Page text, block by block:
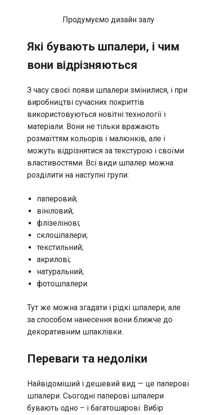
Продумуємо дизайн залу
Які бувають шпалери, і чим
вони відрізняються
З часу своєї появи шпалери змінилися, і при
виробництві сучасних покриттів
використовуються новітні технології і
матеріали. Вони не тільки вражають
розмаїттям кольорів і малюнків, але і
можуть відрізнятися за текстурою і своїми
властивостями. Всі види шпалер можна
розділити на наступні групи:
паперовий;
вініловий;
флізелінові;
склошпалери;
текстильний;
акрилові;
натуральний;
фотошпалери.
Тут же можна згадати і рідкі шпалери, але
за способом нанесення вони ближче до
декоративним шпаклівки.
Переваги та недоліки
Найвідоміший і дешевий вид — це паперові
шпалери. Сьогодні паперові шпалери
бувають одно – і багатошарові. Вибір